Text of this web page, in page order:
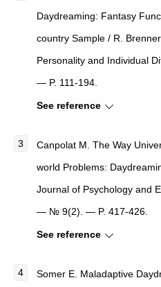
Daydreaming: Fantasy
country Sample / R.
Personality and Individual
— P. 111-194.
See reference
Canpolat M. The Way
world Problems:
Journal of Psychology and
— № 9(2). — P. 417-426.
See reference
Somer E. Maladaptive